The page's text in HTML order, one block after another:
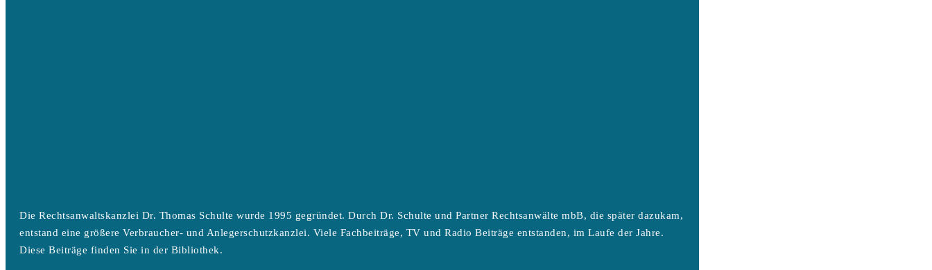
Die Rechtsanwaltskanzlei Dr. Thomas Schulte wurde 1995 gegründet. Durch Dr. Schulte und Partner Rechtsanwälte mbB, die später dazukam,
entstand eine größere Verbraucher- und Anlegerschutzkanzlei. Viele Fachbeiträge, TV und Radio Beiträge entstanden, im Laufe der Jahre.
Diese Beiträge finden Sie in der Bibliothek.